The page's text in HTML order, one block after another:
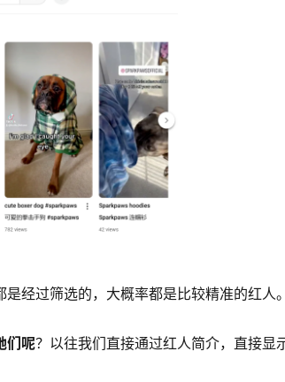
经过筛选的，大概率都是比较精准的红人
们呢？以往我们直接通过红人简介，直接显